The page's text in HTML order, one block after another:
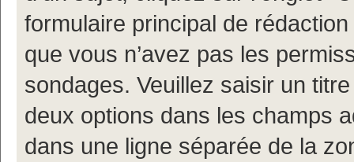
formulaire principal de
que vous n’avez pas les
sondages. Veuillez saisir un
deux options dans les champs
dans une ligne séparée de la